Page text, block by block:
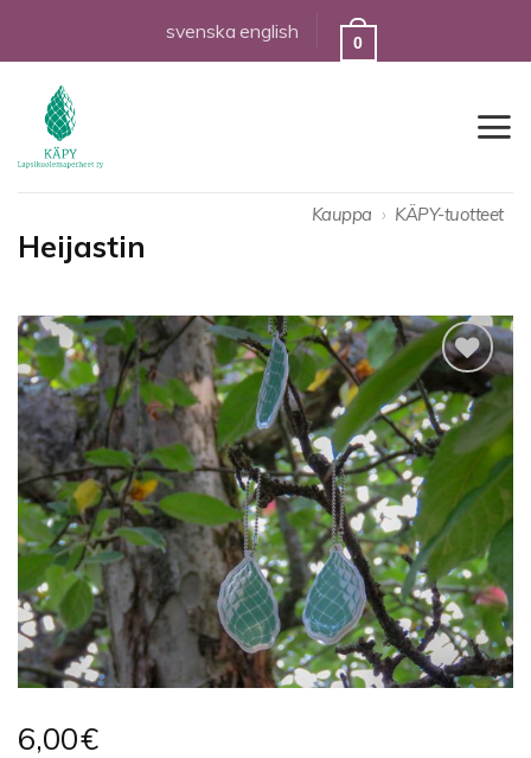
content
svenska english
0
Kauppa › KÄPY-tuotteet
Heijastin
Lisää
toivelistalle
6,00€